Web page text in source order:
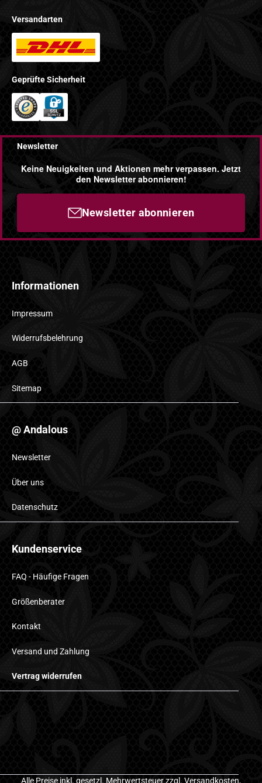
Versandarten
Geprüfte Sicherheit
Newsletter
Keine Neuigkeiten und Aktionen mehr verpassen. Jetzt
den Newsletter abonnieren!
Newsletter abonnieren
Informationen
Impressum
Widerrufsbelehrung
AGB
Sitemap
@ Andalous
Newsletter
Über uns
Datenschutz
Kundenservice
FAQ - Häufige Fragen
Größenberater
Kontakt
Versand und Zahlung
Vertrag widerrufen
Alle Preise inkl. gesetzl. Mehrwertsteuer zzgl. Versandkosten,